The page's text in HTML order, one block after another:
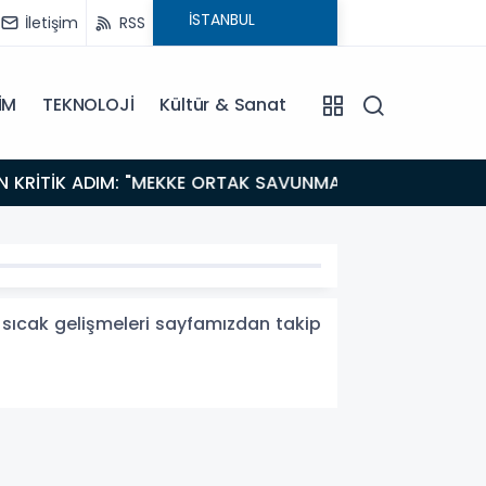
İletişim RSS
TEKNOLOJİ Kültür & Sanat
gelişmeleri sayfamızdan takip